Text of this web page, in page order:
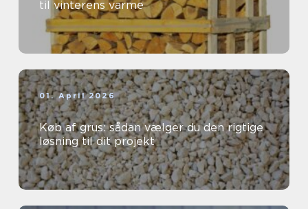
til vinterens varme
01. April 2026
Køb af grus: sådan vælger du den rigtige
løsning til dit projekt